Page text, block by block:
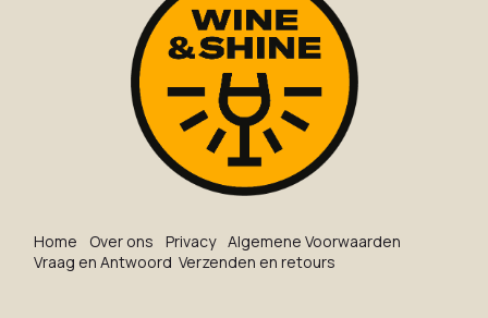
Ho​me O​ve​r on​s Privacy Algemene Voorwaarden
Vraag en Antwoord Verzenden en retours